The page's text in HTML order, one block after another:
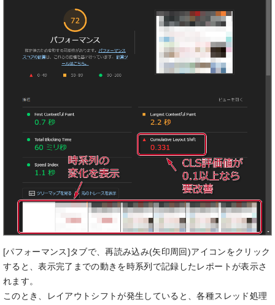
[パフォーマンス]タブで、再読み込み(矢印周回)アイコンをクリック
すると、表示完了までの動きを時系列で記録したレポートが表示さ
れます。
このとき、レイアウトシフトが発生していると、各種スレッド処理